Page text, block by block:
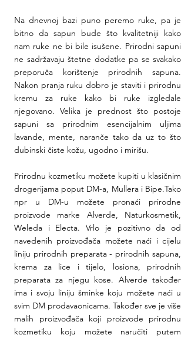
Na dnevnoj bazi puno peremo ruke, pa je
bitno da sapun bude što kvalitetniji kako
nam ruke ne bi bile isušene. Prirodni sapuni
ne sadržavaju štetne dodatke pa se svakako
preporuča korištenje prirodnih sapuna.
Nakon pranja ruku dobro je staviti i prirodnu
kremu za ruke kako bi ruke izgledale
njegovano. Velika je prednost što postoje
sapuni sa prirodnim esencijalnim uljima
lavande, mente, naranče tako da uz to što
dubinski čiste kožu, ugodno i mirišu.
Prirodnu kozmetiku možete kupiti u klasičnim
drogerijama poput DM-a, Mullera i Bipe.Tako
npr u DM-u možete pronaći prirodne
proizvode marke Alverde, Naturkosmetik,
Weleda i Electa. Vrlo je pozitivno da od
navedenih proizvođača možete naći i cijelu
liniju prirodnih preparata - prirodnih sapuna,
krema za lice i tijelo, losiona, prirodnih
preparata za njegu kose. Alverde također
ima i svoju liniju šminke koju možete naći u
svim DM prodavaonicama. Također sve je više
malih proizvođača koji proizvode prirodnu
kozmetiku koju možete naručiti putem